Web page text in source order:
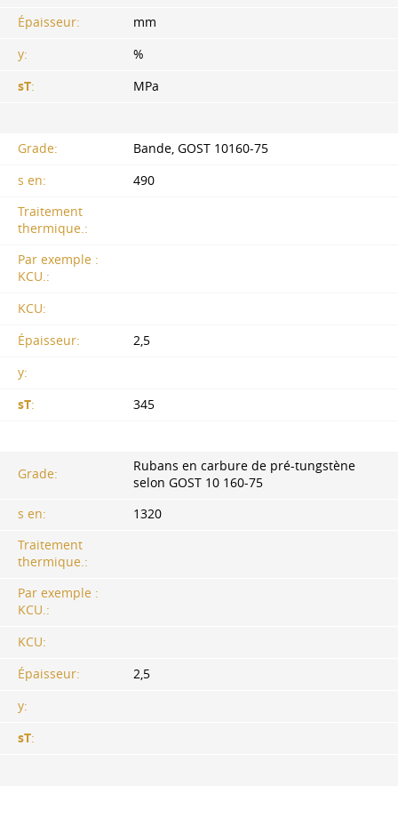
Épaisseur:
mm
y:
%
sT: MPa
Grade: Bande, GOST 10160-75
s en:
490
Traitement
thermique.:
Par exemple :
KCU.:
KCU:
Épaisseur:
2,5
y:
sT: 345
Grade:
Rubans en carbure de pré-tungstène
selon GOST 10 160-75
s en:
1320
Traitement
thermique.:
Par exemple :
KCU.:
KCU:
Épaisseur:
2,5
y:
sT: